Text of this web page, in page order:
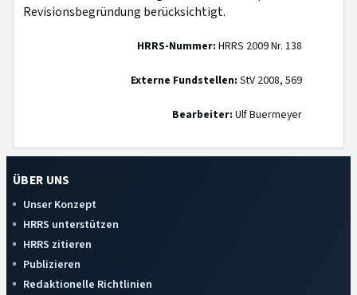
Revisionsbegründung berücksichtigt.
HRRS-Nummer: HRRS 2009 Nr. 138
Externe Fundstellen: StV 2008, 569
Bearbeiter: Ulf Buermeyer
ÜBER UNS
Unser Konzept
HRRS unterstützen
HRRS zitieren
Publizieren
Redaktionelle Richtlinien